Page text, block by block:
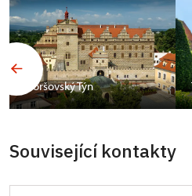
Horšovský Týn
Související kontakty